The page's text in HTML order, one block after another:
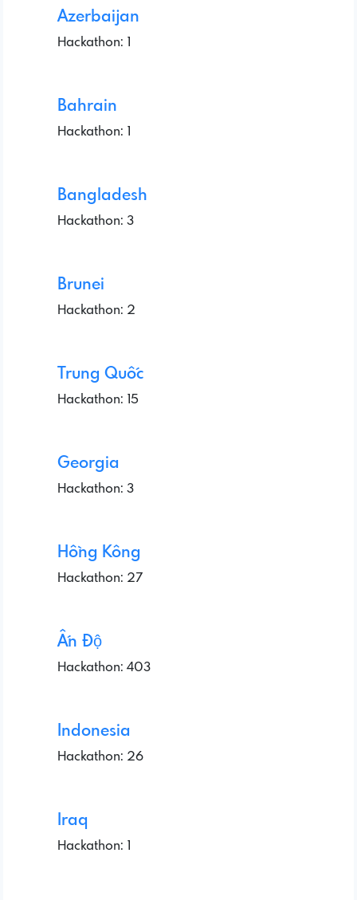
Azerbaijan
Hackathon: 1
Bahrain
Hackathon: 1
Bangladesh
Hackathon: 3
Brunei
Hackathon: 2
Trung Quốc
Hackathon: 15
Georgia
Hackathon: 3
Hồng Kông
Hackathon: 27
Ấn Độ
Hackathon: 403
Indonesia
Hackathon: 26
Iraq
Hackathon: 1